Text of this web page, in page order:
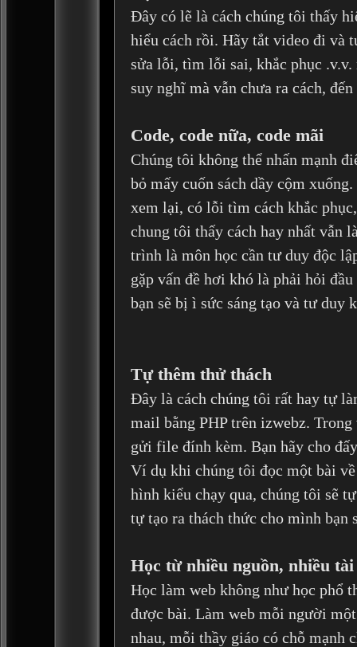
Đây có lẽ là cách chúng tôi thấy
hiểu cách rồi. Hãy tắt video đi và
sửa lỗi, tìm lỗi sai, khắc phục .v.v.
suy nghĩ mà vẫn chưa ra cách,
Code, code nữa, code mãi
Chúng tôi không thể nhấn mạnh
bỏ mấy cuốn sách dầy cộm
xem lại, có lỗi tìm cách khắc
chung tôi thấy cách hay nhất
trình là môn học cần tư duy độc
gặp vấn đề hơi khó là phải hỏi
bạn sẽ bị ì sức sáng tạo và tư duy
Tự thêm thử thách
Đây là cách chúng tôi rất hay tự
mail bằng PHP trên izwebz.
gửi file đính kèm. Bạn hãy cho
Ví dụ khi chúng tôi đọc một bài
hình kiểu chạy qua, chúng tôi sẽ
tự tạo ra thách thức cho mình bạn
Học từ nhiều nguồn, nhiều
Học làm web không như học phổ
được bài. Làm web mỗi người
nhau, mỗi thầy giáo có chỗ mạnh